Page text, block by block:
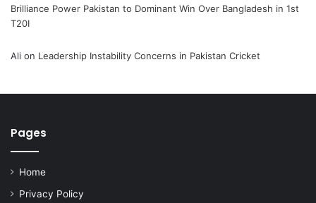
Brilliance Power Pakistan to Dominant Win Over Bangladesh in 1st
T20I
Ali on Leadership Instability Concerns in Pakistan Cricket
Pages
Home
Privacy Policy